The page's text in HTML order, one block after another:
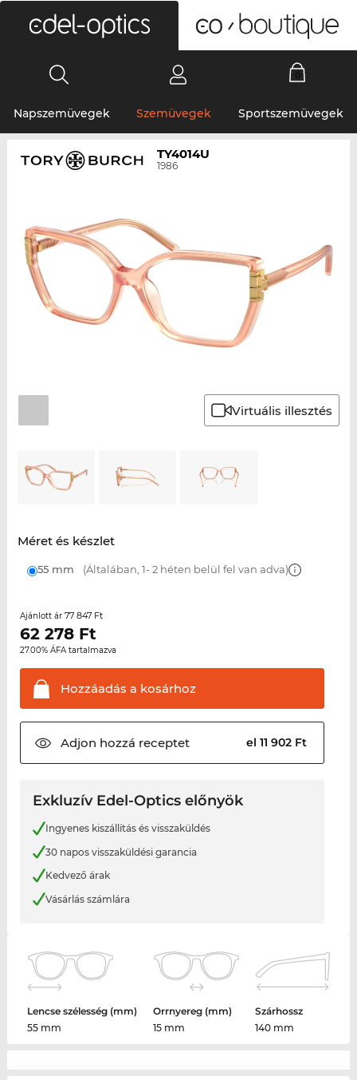
Napszemüvegek Szemüvegek Sportszemüvegek
TY4014U
1986
Virtuális illesztés
Méret és készlet
55 mm (Általában, 1- 2 héten belül fel van adva)
Ajánlott ár 77 847 Ft
62 278Ft
27.00% ÁFA tartalmazva
Hozzáadás a kosárhoz
Adjon hozzá receptet el 11 902 Ft
Exkluzív Edel-Optics előnyök
Ingyenes kiszállítás és visszaküldés
30 napos visszaküldési garancia
Kedvező árak
Vásárlás számlára
Lencse szélesség (mm)
55 mm
Orrnyereg (mm)
15 mm
Szárhossz
140 mm